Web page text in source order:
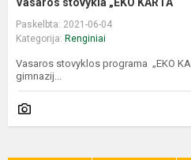
Paskelbta: 2021-06-04
Kategorija: Renginiai
Vasaros stovyklos programa „EKO
gimnazij...